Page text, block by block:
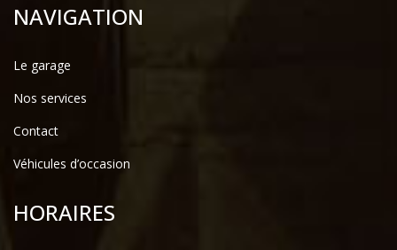
NAVIGATION
Le garage
Nos services
Contact
Véhicules d’occasion
HORAIRES